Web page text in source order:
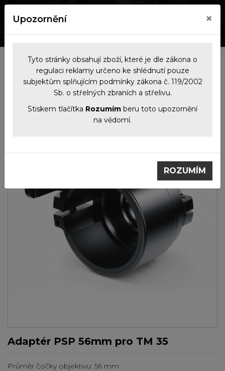
Kategorie
Noční
vidění
Termovizní
předsádky
Adaptér PSP
56mm pro TM 35
Adaptér PSP 56mm pro TM 35
Průměr čočky objektivu: 56 mm
Upozornění ×
Tyto stránky obsahují zboží, které je dle zákona o
regulaci reklamy určeno ke shlédnutí pouze
subjektům splňujícím podmínky zákona č. 119/2002
Sb. o střelných zbraních a střelivu.
Stiskem tlačítka Rozumím beru toto upozornění
na vědomí.
ROZUMÍM